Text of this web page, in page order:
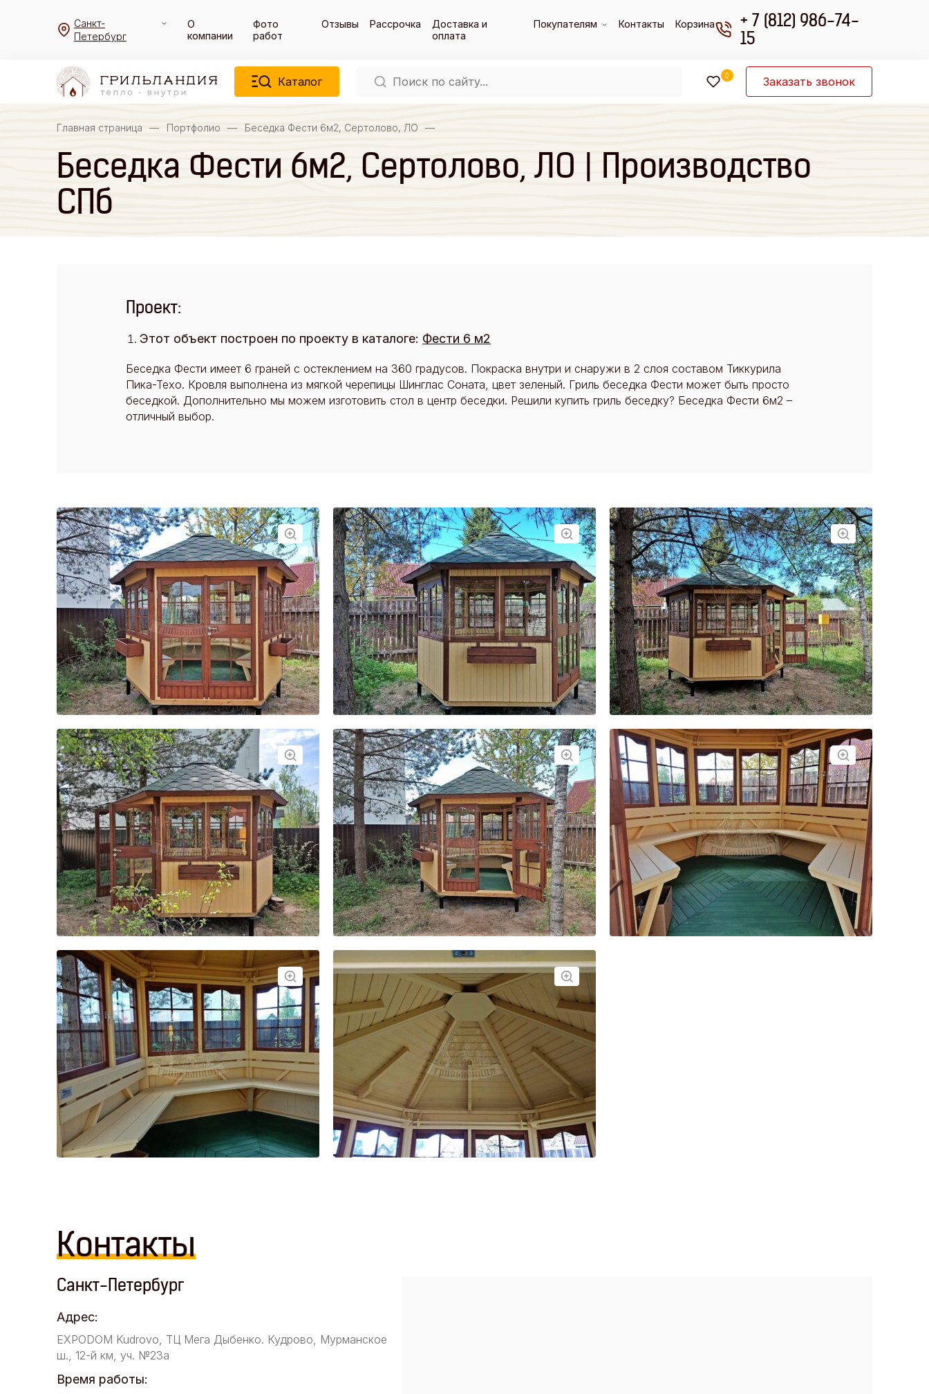
Санкт-
Петербург
О
компании
Фото
работ
Отзывы Рассрочка
Доставка и
оплата
Покупателям Контакты Корзина
+ 7 (812) 986-74-
15
Каталог 0 Заказать звонок
Главная страница — Портфолио — Беседка Фести 6м2, Сертолово, ЛО —
Беседка Фести 6м2, Сертолово, ЛО | Производство
СПб
Проект:
Этот объект построен по проекту в каталоге: Фести 6 м2
Беседка Фести имеет 6 граней с остеклением на 360 градусов. Покраска внутри и снаружи в 2 слоя составом Тиккурила
Пика-Техо. Кровля выполнена из мягкой черепицы Шинглас Соната, цвет зеленый. Гриль беседка Фести может быть просто
беседкой. Дополнительно мы можем изготовить стол в центр беседки. Решили купить гриль беседку? Беседка Фести 6м2 –
отличный выбор.
Контакты
Санкт-Петербург
Адрес:
EXPODOM Kudrovo, ТЦ Мега Дыбенко. Кудрово, Мурманское
ш., 12-й км, уч. №23а
Время работы: